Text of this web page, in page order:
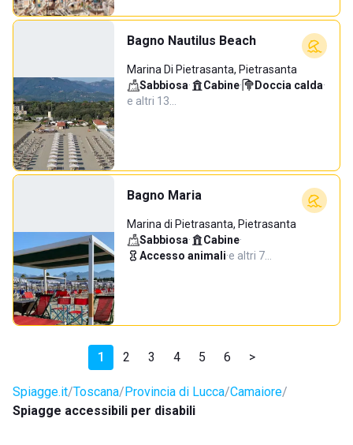
Bagno Nautilus Beach
Marina Di Pietrasanta, Pietrasanta
Sabbiosa· Cabine· Doccia calda·
e altri 13…
Bagno Maria
Marina di Pietrasanta, Pietrasanta
Sabbiosa· Cabine·
Accesso animali·e altri 7…
1 2 3 4 5 6 >
Spiagge.it Toscana Provincia di Lucca Camaiore
Spiagge accessibili per disabili